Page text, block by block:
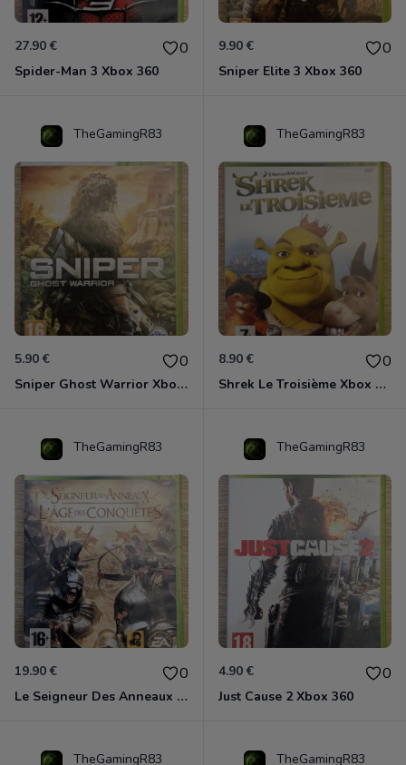
27.90 € 0
Spider-Man 3 Xbox 360
9.90 € 0
Sniper Elite 3 Xbox 360
TheGamingR83
5.90 € 0
Sniper Ghost Warrior Xbox 360
TheGamingR83
8.90 € 0
Shrek Le Troisième Xbox 360
TheGamingR83
19.90 € 0
Le Seigneur Des Anneaux - L'âge Des Conquêtes Xbox 360
TheGamingR83
4.90 € 0
Just Cause 2 Xbox 360
TheGamingR83 TheGamingR83